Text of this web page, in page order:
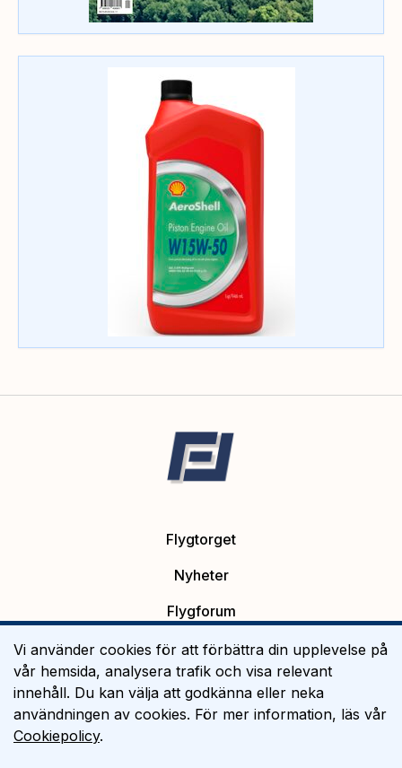
Flygtorget
Nyheter
Flygforum
Platsannonser
Flygutbildning
Om Flygtorget
Vi använder cookies för att förbättra din upplevelse på
vår hemsida, analysera trafik och visa relevant
innehåll. Du kan välja att godkänna eller neka
användningen av cookies. För mer information, läs vår
Cookiepolicy.